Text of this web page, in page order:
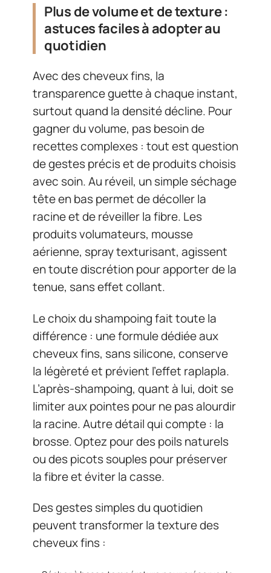
Plus de volume et de texture :
astuces faciles à adopter au
quotidien
Avec des cheveux fins, la
transparence guette à chaque instant,
surtout quand la densité décline. Pour
gagner du volume, pas besoin de
recettes complexes : tout est question
de gestes précis et de produits choisis
avec soin. Au réveil, un simple séchage
tête en bas permet de décoller la
racine et de réveiller la fibre. Les
produits volumateurs, mousse
aérienne, spray texturisant, agissent
en toute discrétion pour apporter de la
tenue, sans effet collant.
Le choix du shampoing fait toute la
différence : une formule dédiée aux
cheveux fins, sans silicone, conserve
la légèreté et prévient l’effet raplapla.
L’après-shampoing, quant à lui, doit se
limiter aux pointes pour ne pas alourdir
la racine. Autre détail qui compte : la
brosse. Optez pour des poils naturels
ou des picots souples pour préserver
la fibre et éviter la casse.
Des gestes simples du quotidien
peuvent transformer la texture des
cheveux fins :